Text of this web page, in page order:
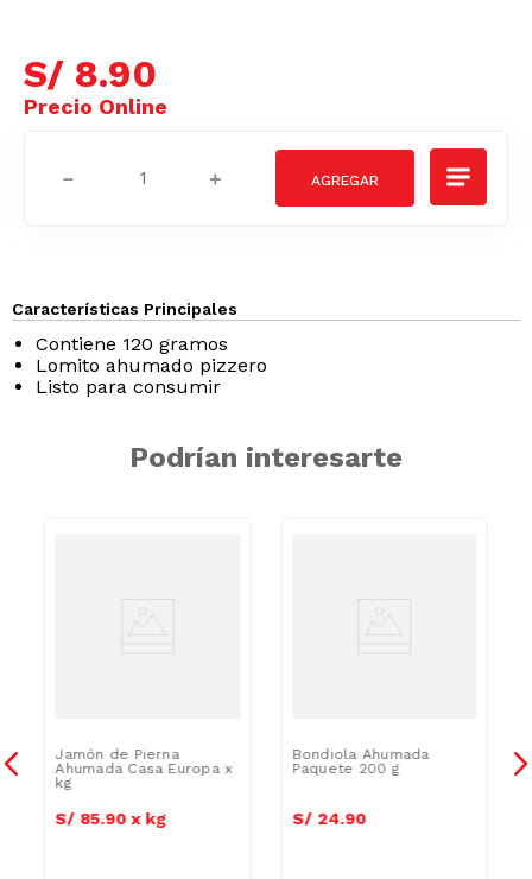
S/ 8.90
＋
－
Características Principales
Contiene 120 gramos
Lomito ahumado pizzero
Listo para consumir
Podrían interesarte
Jamón de Pierna
Ahumada Casa Europa x
kg
S/ 85.90x kg
Bondiola Ahumada
Paquete 200 g
S/ 24.90